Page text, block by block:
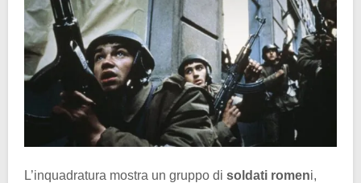
L’inquadratura mostra un gruppo di soldati romeni,